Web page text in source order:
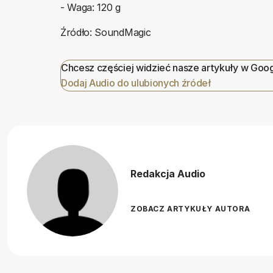
- Waga: 120 g
Źródło: SoundMagic
Chcesz częściej widzieć nasze artykuły w
Dodaj Audio do ulubionych źródeł
Redakcja Audio
ZOBACZ ARTYKUŁY AUTORA